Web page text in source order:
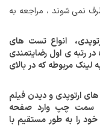
نمی شوند ، مراجعه به
انواع تست های
رتبه ی اول رضایتمندی
لینک مربوطه که در بالای
ارتوپدی و دیدن فیلم
سمت چپ وارد صفحه
خود را به طور مستقیم با